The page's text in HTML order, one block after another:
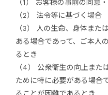
（1） お客様の事前の同意
（2） 法令等に基づく場合
（3） 人の生命、身体また
ある場合であって、ご本人
るとき
（4） 公衆衛生の向上また
ために特に必要がある場合